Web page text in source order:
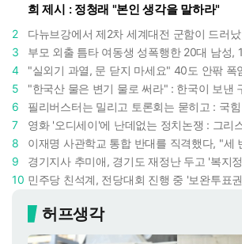
희 제시 : 정청래 "본인 생각을 말하라"
2
3
4
5
6
7
8
9
10
허프생각